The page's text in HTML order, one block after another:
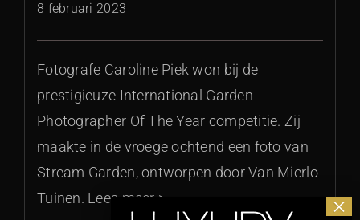
8 februari 2023
Fotografe Caroline Piek won bij de
prestigieuze International Garden
Photographer Of The Year competitie. Zij
maakte in de vroege ochtend een foto van
Stream Garden, ontworpen door Van Mierlo
Tuinen. Lees meer >